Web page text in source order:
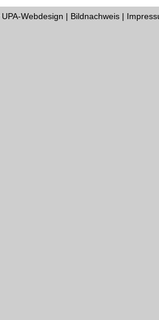
UPA-Webdesign | Bildnachweis |